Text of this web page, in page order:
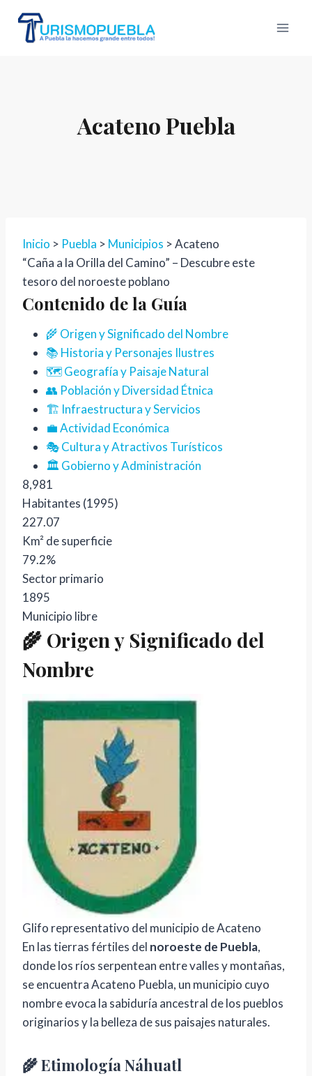
content
Acateno Puebla
Inicio > Puebla > Municipios > Acateno
“Caña a la Orilla del Camino” – Descubre este
tesoro del noroeste poblano
Contenido de la Guía
🌾 Origen y Significado del Nombre
📚 Historia y Personajes Ilustres
🗺️ Geografía y Paisaje Natural
👥 Población y Diversidad Étnica
🏗️ Infraestructura y Servicios
💼 Actividad Económica
🎭 Cultura y Atractivos Turísticos
🏛️ Gobierno y Administración
8,981
Habitantes (1995)
227.07
Km² de superficie
79.2%
Sector primario
1895
Municipio libre
🌾 Origen y Significado del
Nombre
Glifo representativo del municipio de Acateno
En las tierras fértiles del noroeste de Puebla,
donde los ríos serpentean entre valles y montañas,
se encuentra Acateno Puebla, un municipio cuyo
nombre evoca la sabiduría ancestral de los pueblos
originarios y la belleza de sus paisajes naturales.
🌾 Etimología Náhuatl